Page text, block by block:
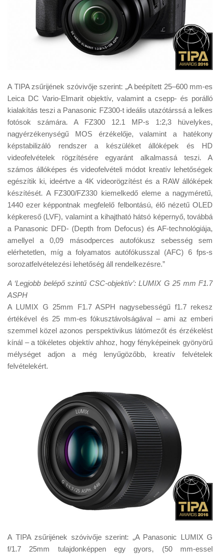
A TIPA zsűrijének szóvivője szerint: „A beépített 25–600 mm-es
Leica DC Vario-Elmarit objektív, valamint a csepp- és porálló
kialakítás teszi a Panasonic FZ300-t ideális utazótárssá a lelkes
fotósok számára. A FZ300 12.1 MP-s 1:2,3 hüvelykes,
nagyérzékenységű MOS érzékelője, valamint a hatékony
képstabilizáló rendszer a készüléket állóképek és HD
videofelvételek rögzítésére egyaránt alkalmassá teszi. A
számos állóképes és videofelvételi módot kreatív lehetőségek
egészítik ki, ideértve a 4K videorögzítést és a RAW állóképek
készítését. A FZ300/FZ330 kiemelkedő eleme a nagyméretű,
1440 ezer képpontnak megfelelő felbontású, élő nézetű OLED
képkereső (LVF), valamint a kihajtható hátsó képernyő, továbbá
a Panasonic DFD- (Depth from Defocus) és AF-technológiája,
amellyel a 0,09 másodperces autofókusz sebesség sem
elérhetetlen, míg a folyamatos autófókusszal (AFC) 6 fps-s
sorozatfelvételezési lehetőség áll rendelkezésre.”
A ‘Legjobb belépő szintű CSC-objektív’: LUMIX G 25 mm F1.7
ASPH
A LUMIX G 25mm F1.7 ASPH nagysebességű f1.7 rekesz
értékével és 25 mm-es fókusztávolságával – ami az emberi
szemmel közel azonos perspektivikus látómezőt és érzékelést
kínál – a tökéletes objektív ahhoz, hogy fényképeinek gyönyörű
mélységet adjon a még lenyűgözőbb, kreatív felvételek
felvételekért.
A TIPA zsűrijének szóvivője szerint: „A Panasonic LUMIX G
f/1.7 25mm tulajdonképpen egy gyors, (50 mm-essel